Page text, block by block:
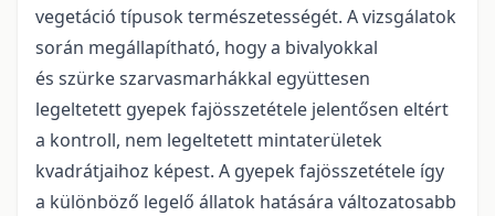
vegetáció típusok természetességét. A vizsgálatok
során megállapítható, hogy a bivalyokkal
és szürke szarvasmarhákkal együttesen
legeltetett gyepek fajösszetétele jelentősen eltért
a kontroll, nem legeltetett mintaterületek
kvadrátjaihoz képest. A gyepek fajösszetétele így
a különböző legelő állatok hatására változatosabb